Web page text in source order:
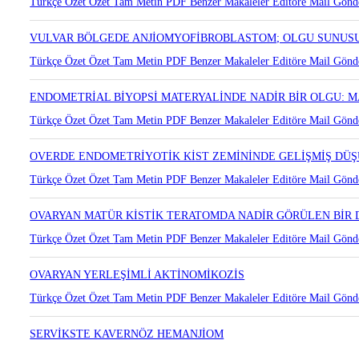
OVERİN SERTOLİ-LEYDİG HÜCRELİ TÜMÖRÜ: OLGU
Türkçe ÖzetÖzetTam MetinPDFBenzer MakalelerEditöre Mail
VULVAR BÖLGEDE ANJİOMYOFİBROBLASTOM; OLGU
Türkçe ÖzetÖzetTam MetinPDFBenzer MakalelerEditöre Mail
ENDOMETRİAL BİYOPSİ MATERYALİNDE NADİR BİR OLGU:
Türkçe ÖzetÖzetTam MetinPDFBenzer MakalelerEditöre Mail
OVERDE ENDOMETRİYOTİK KİST ZEMİNİNDE GELİŞMİŞ
Türkçe ÖzetÖzetTam MetinPDFBenzer MakalelerEditöre Mail
OVARYAN MATÜR KİSTİK TERATOMDA NADİR GÖRÜLEN BİR
Türkçe ÖzetÖzetTam MetinPDFBenzer Makaleler
OVARYAN YERLEŞİMLİ AKTİNOMİKOZİS
Türkçe ÖzetÖzetTam MetinPDFBenzer Makaleler